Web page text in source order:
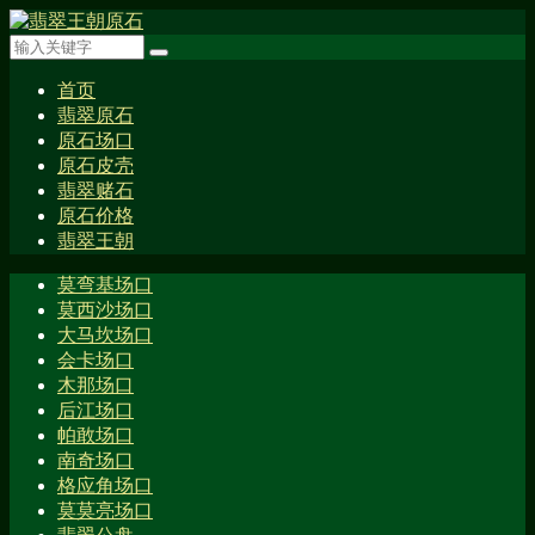
首页
翡翠原石
原石场口
原石皮壳
翡翠赌石
原石价格
翡翠王朝
莫弯基场口
莫西沙场口
大马坎场口
会卡场口
木那场口
后江场口
帕敢场口
南奇场口
格应角场口
莫莫亮场口